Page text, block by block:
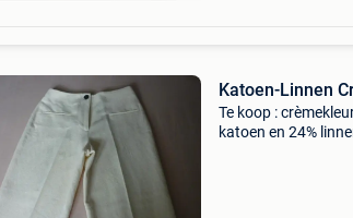
Katoen-Linnen
Te koop :
katoen en 24%